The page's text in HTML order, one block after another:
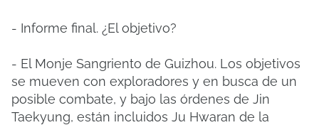
- Informe final. ¿El objetivo?
- El Monje Sangriento de Guizhou. Los objetivos
se mueven con exploradores y en busca de un
posible combate, y bajo las órdenes de Jin
Taekyung, están incluidos Ju Hwaran de la